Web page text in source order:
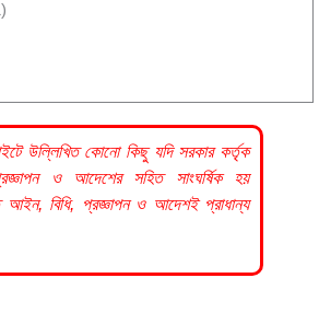
উল্লিখিত কোনো কিছু যদি সরকারকর্তৃক
ও আদেশের সহিত সাংঘর্ষিক হয়
বিধি, প্রজ্ঞাপন ও আদেশই প্রাধান্য